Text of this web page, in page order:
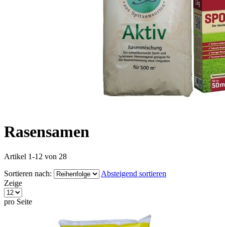
Rasensamen
Artikel 1-12 von 28
Sortieren nach:
Absteigend sortieren
Zeige
pro Seite